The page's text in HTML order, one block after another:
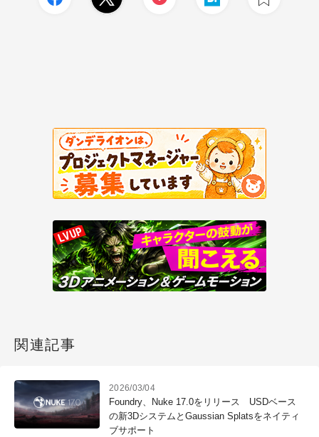
関連記事
2026/03/04
Foundry、Nuke 17.0をリリース USDベース
の新3DシステムとGaussian Splatsをネイティ
ブサポート